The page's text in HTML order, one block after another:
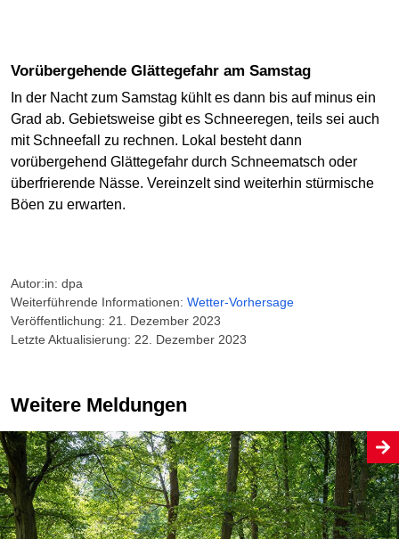
Vorübergehende Glättegefahr am Samstag
In der Nacht zum Samstag kühlt es dann bis auf minus ein
Grad ab. Gebietsweise gibt es Schneeregen, teils sei auch
mit Schneefall zu rechnen. Lokal besteht dann
vorübergehend Glättegefahr durch Schneematsch oder
überfrierende Nässe. Vereinzelt sind weiterhin stürmische
Böen zu erwarten.
Autor:in: dpa
Weiterführende Informationen: Wetter-Vorhersage
Veröffentlichung: 21. Dezember 2023
Letzte Aktualisierung: 22. Dezember 2023
Weitere Meldungen